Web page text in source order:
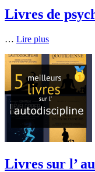
Livres de
… Lire plus
Livres sur l’